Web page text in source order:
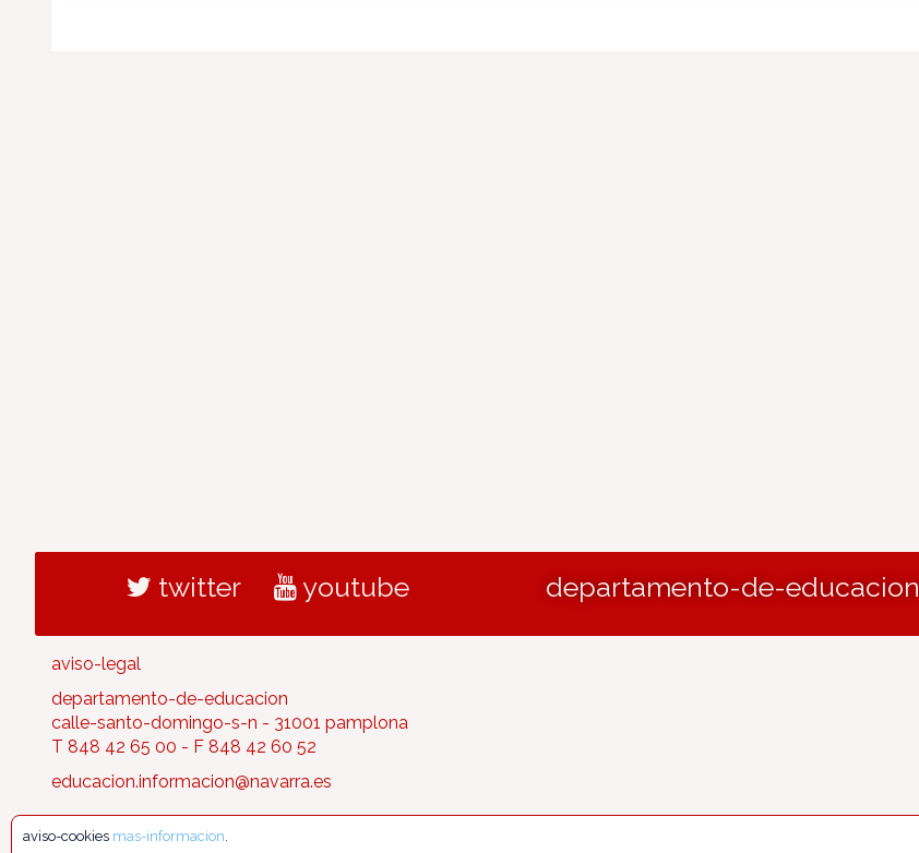
twitter youtube departamento-de-educacion
aviso-legal
departamento-de-educacion
calle-santo-domingo-s-n - 31001 pamplona
T 848 42 65 00 - F 848 42 60 52
educacion.informacion@navarra.es
aviso-cookies mas-informacion.